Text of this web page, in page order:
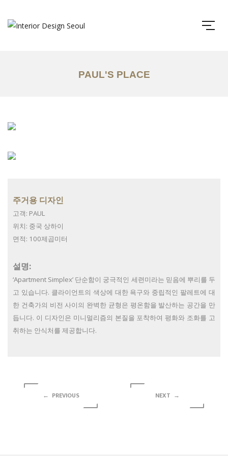
PAUL'S PLACE
주거용 디자인
고객: PAUL
위치: 중국 상하이
면적: 100제곱미터
설명:
‘Apartment Simplex’ 단순함이 궁극적인 세련미라는 믿음에 뿌리를 두
고 있습니다. 클라이언트의 색상에 대한 욕구와 중립적인 팔레트에 대
한 건축가의 비전 사이의 완벽한 균형은 평온함을 발산하는 공간을 만
듭니다. 이 디자인은 미니멀리즘의 본질을 포착하여 평화와 조화를 고
취하는 안식처를 제공합니다.
← PREVIOUS NEXT →